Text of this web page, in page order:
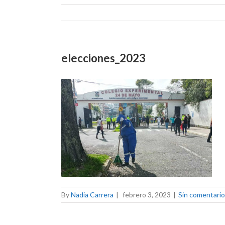
elecciones_2023
ByNadia Carrera | febrero 3, 2023 | Sin